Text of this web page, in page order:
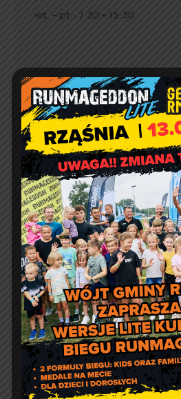
wt. – pt.: 7:30 – 15:30
Jakość powietrza